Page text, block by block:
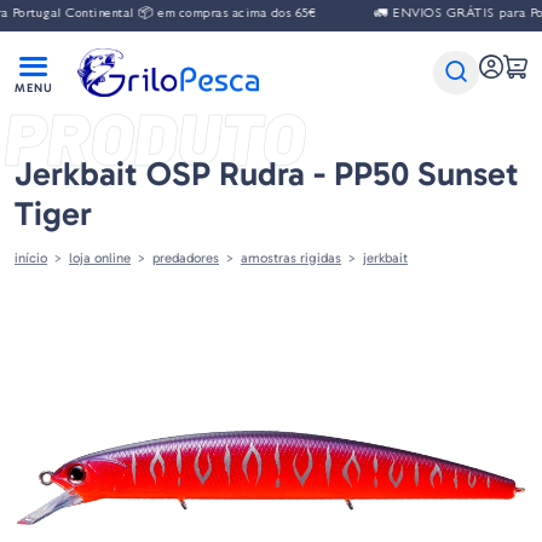
Continental 📦 em compras acima dos 65€ 🚛 ENVIOS GRÁTIS para
PRODUTO
Jerkbait OSP Rudra - PP50 Sunset
Tiger
início loja online predadores amostras rigidas jerkbait